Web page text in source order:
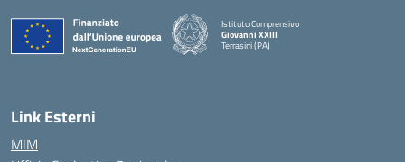
Istituto Comprensivo
Giovanni XXIII
Terrasini (PA)
Link Esterni
MIM